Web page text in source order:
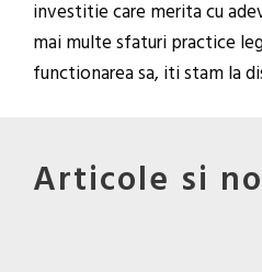
investitie care merita cu
mai multe sfaturi practice
functionarea sa, iti stam la
Articole si